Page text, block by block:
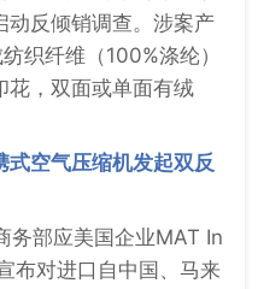
动反倾销调查。涉案产
织纤维（100%涤纶）
花，双面或单面有绒
式空气压缩机发起双反
务部应美国企业MAT In
布对进口自中国、马来